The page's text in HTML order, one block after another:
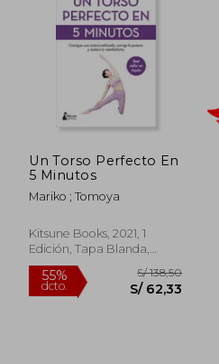
Un Torso Perfecto En
5 Minutos
Mariko ; Tomoya
Kitsune Books, 2021, 1
Edición, Tapa Blanda,
Nuevo